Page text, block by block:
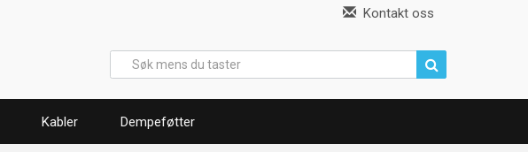
Kontakt oss
Kabler Dempeføtter